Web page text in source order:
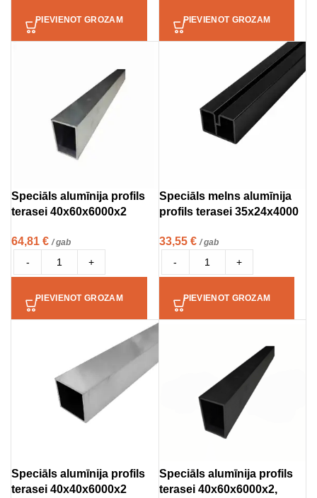
PIEVIENOT GROZAM PIEVIENOT GROZAM
Speciāls alumīnija profils
terasei 40x60x6000x2
64,81 € / gab
- +
PIEVIENOT GROZAM
Speciāls melns alumīnija
profils terasei 35x24x4000
33,55 € / gab
- +
PIEVIENOT GROZAM
Speciāls alumīnija profils
terasei 40x40x6000x2
Speciāls alumīnija profils
terasei 40x60x6000x2,